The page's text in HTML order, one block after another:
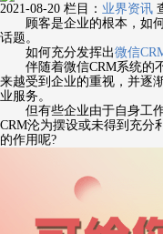
2021-08-20 栏目： 业界资讯
顾客是企业的根本，如何
话题。
如何充分发挥出微信
伴随着微信CRM系统的不
来越受到企业的重视，并逐
业服务。
但有些企业由于自身工作
CRM沦为摆设或未得到充分
的作用呢?